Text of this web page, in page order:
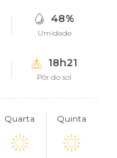
48%
Umidade
18h21
Pôr do sol
Quarta Quinta